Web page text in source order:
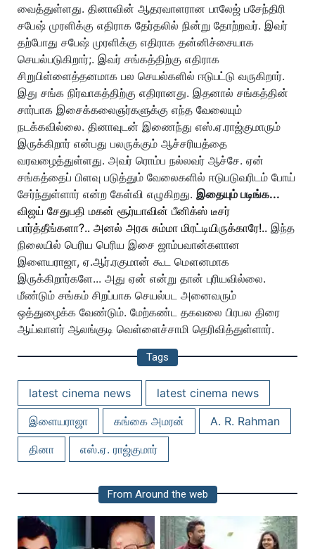
வைத்துள்ளது. தினாவின் ஆதரவாளரான பாலேஜ் பசேந்திரி
சபேஷ் முரளிக்கு எதிராக தேர்தலில் நின்று தோற்றவர். இவர்
தற்போது சபேஷ் முரளிக்கு எதிராக தன்னிச்சையாக
செயல்படுகிறார்;. இவர் சங்கத்திற்கு எதிராக
சிறுபிள்ளைத்தனமாக பல செயல்களில் ஈடுபட்டு வருகிறார்.
இது சங்க நிர்வாகத்திற்கு எதிரானது. இதனால் சங்கத்தின்
சார்பாக இசைக்கலைஞர்களுக்கு எந்த வேலையும்
நடக்கவில்லை. தினாவுடன் இணைந்து எஸ்.ஏ.ராஜ்குமாரும்
இருக்கிறார் என்பது பலருக்கும் ஆச்சரியத்தை
வரவழைத்துள்ளது. அவர் ரொம்ப நல்லவர் ஆச்சே. ஏன்
சங்கத்தைப் பிளவு படுத்தும் வேலைகளில் ஈடுபடுவரிடம் போய்
சேர்ந்துள்ளார் என்ற கேள்வி எழுகிறது. இதையும் படிங்க...
விஜய் சேதுபதி மகன் சூர்யாவின் பீனிக்ஸ் டீசர்
பார்த்தீங்களா?.. அனல் அரசு சும்மா மிரட்டியிருக்காரே!.. இந்த
நிலையில் பெரிய பெரிய இசை ஜாம்பவான்களான
இளையராஜா, ஏ.ஆர்.ரகுமான் கூட மௌனமாக
இருக்கிறார்களே... அது ஏன் என்று தான் புரியவில்லை.
மீண்டும் சங்கம் சிறப்பாக செயல்பட அனைவரும்
ஒத்துழைக்க வேண்டும். மேற்கண்ட தகவலை பிரபல திரை
ஆய்வாளர் ஆலங்குடி வெள்ளைச்சாமி தெரிவித்துள்ளார்.
Tags
latest cinema news
latest cinema news
இளையராஜா
கங்கை அமரன்
A. R. Rahman
தினா
எஸ்.ஏ. ராஜ்குமார்
From Around the web